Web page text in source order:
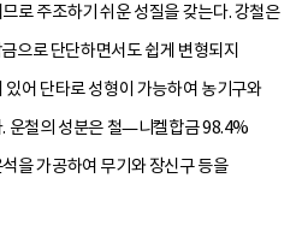
로 주조하기 쉬운 성질을 갖는다. 강철은
으로 단단하면서도 쉽게 변형되지
어 단타로 성형이 가능하여 농기구와
운철의 성분은 철—니켈합금 98.4%
을 가공하여 무기와 장신구 등을